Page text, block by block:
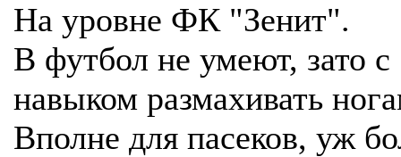
На уровне ФК "Зенит".
В футбол не умеют, зато с
навыком размахивать
Вполне для пасеков, уж